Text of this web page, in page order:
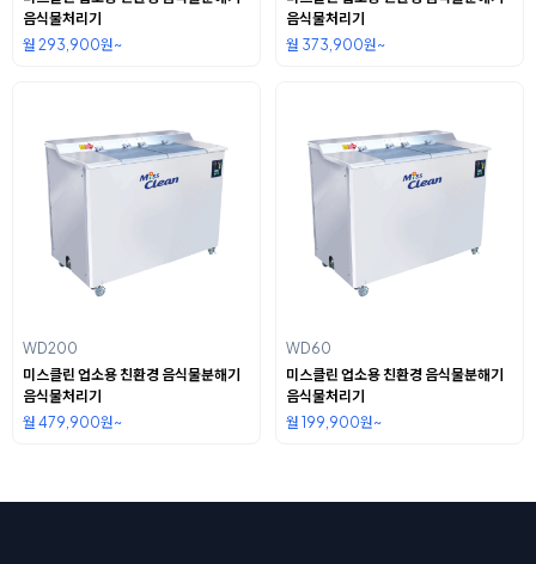
음식물처리기
월 293,900원~
음식물처리기
월 373,900원~
WD200
미스클린 업소용 친환경 음식물분해기
음식물처리기
월 479,900원~
WD60
미스클린 업소용 친환경 음식물분해기
음식물처리기
월 199,900원~